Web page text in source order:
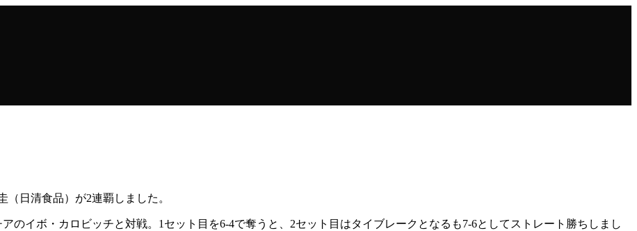
日清食品）が2連覇しました。
のイボ・カロビッチと対戦。1セット目を6-4で奪うと、2セット目はタイブレークとなるも7-6としてストレート勝ちしまし